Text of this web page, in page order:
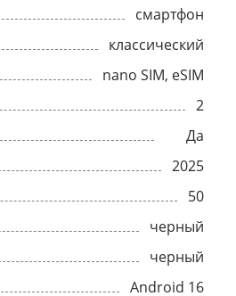
смартфон
классический
nano SIM, eSIM
2
Да
2025
50
черный
черный
Android 16